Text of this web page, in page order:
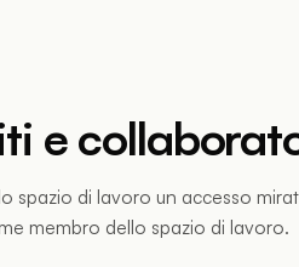
e
spazio di lavoro un accesso
membro dello spazio di lavoro.